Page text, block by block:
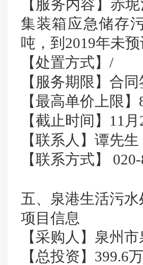
【服务内容】赤
集装箱应急储存
吨，到2019年未
【处置方式】/
【服务期限】合
【最高单价上限
【截止时间】11
【联系人】谭先生
【联系方式】
五、泉港生活污
项目信息
【采购人】泉州
【总投资】399.6